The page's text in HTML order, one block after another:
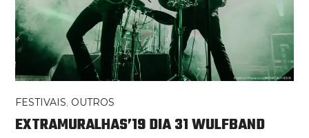
FESTIVAIS, OUTROS
EXTRAMURALHAS’19 DIA 31 WULFBAND